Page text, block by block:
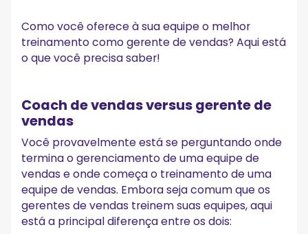
Como você oferece à sua equipe o melhor
treinamento como gerente de vendas? Aqui está
o que você precisa saber!
Coach de vendas versus gerente de
vendas
Você provavelmente está se perguntando onde
termina o gerenciamento de uma equipe de
vendas e onde começa o treinamento de uma
equipe de vendas. Embora seja comum que os
gerentes de vendas treinem suas equipes, aqui
está a principal diferença entre os dois: